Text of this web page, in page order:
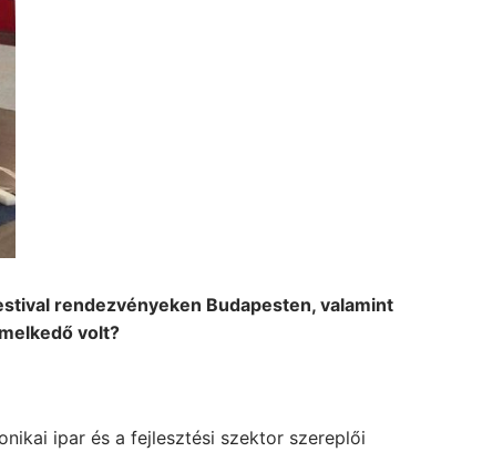
rendezvényeken Budapesten, valamint
volt?
ipar és a fejlesztési szektor szereplői